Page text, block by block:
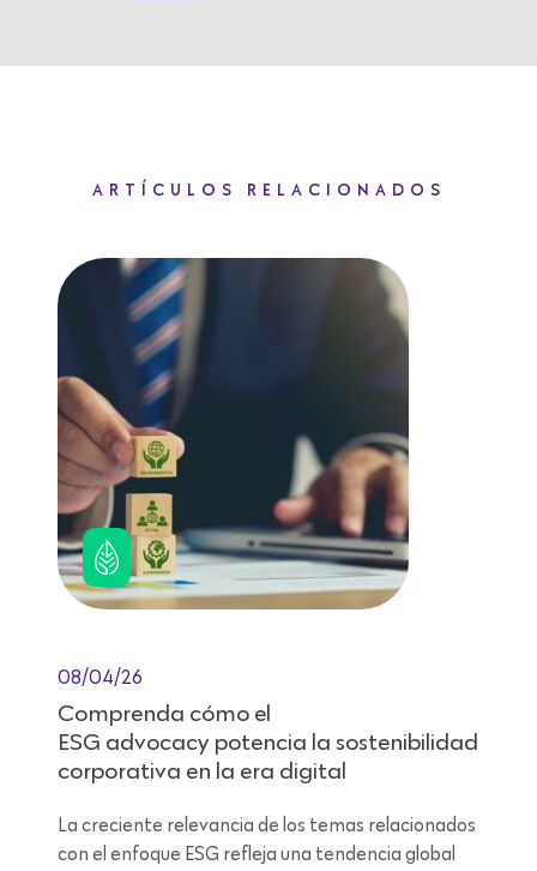
ARTÍCULOS RELACIONADOS
08/04/26
Comprenda cómo el
ESG advocacy potencia la sostenibilidad
corporativa en la era digital
La creciente relevancia de los temas relacionados
con el enfoque ESG refleja una tendencia global